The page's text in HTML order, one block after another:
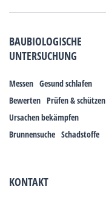
BAUBIOLOGISCHE
UNTERSUCHUNG
Messen Gesund schlafen
Bewerten Prüfen & schützen
Ursachen bekämpfen
Brunnensuche Schadstoffe
KONTAKT